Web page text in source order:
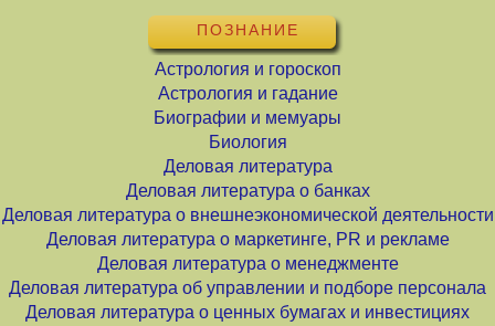
ПОЗНАНИЕ
Астрология и гороскоп
Астрология и гадание
Биографии и мемуары
Биология
Деловая литература
Деловая литература о банках
Деловая литература о внешнеэкономической деятельности
Деловая литература о маркетинге, PR и рекламе
Деловая литература о менеджменте
Деловая литература об управлении и подборе персонала
Деловая литература о ценных бумагах и инвестициях